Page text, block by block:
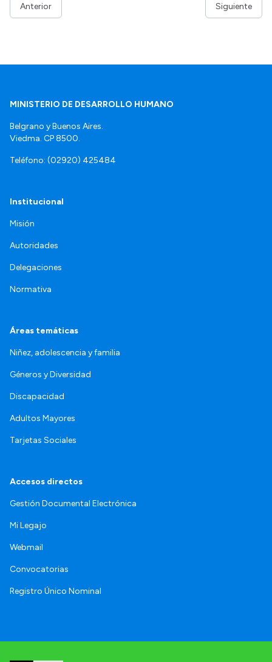
Anterior Siguiente
MINISTERIO DE DESARROLLO HUMANO
Belgrano y Buenos Aires.
Viedma. CP 8500.
Teléfono: (02920) 425484
Institucional
Misión
Autoridades
Delegaciones
Normativa
Áreas temáticas
Niñez, adolescencia y familia
Géneros y Diversidad
Discapacidad
Adultos Mayores
Tarjetas Sociales
Accesos directos
Gestión Documental Electrónica
Mi Legajo
Webmail
Convocatorias
Registro Único Nominal